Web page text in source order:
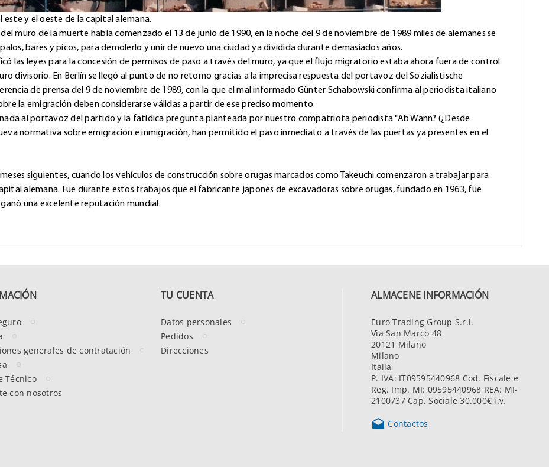
este y el oeste de la capital alemana.
muro de la muerte había comenzado el 13 de junio de 1990, en la noche del 9 de noviembre de 1989 miles de alemanes se
bares y picos, para demolerlo y unir de nuevo una ciudad ya dividida durante demasiados años.
las leyes para la concesión de permisos de paso a través del muro, ya que el flujo migratorio estaba ahora fuera de control
divisorio. En Berlín se llegó al punto de no retorno gracias a la imprecisa respuesta del portavoz del Sozialistische
de prensa del 9 de noviembre de 1989, con la que el mal informado Günter Schabowski confirma al periodista italiano
la emigración deben considerarse válidas a partir de ese preciso momento.
al portavoz del partido y la fatídica pregunta planteada por nuestro compatriota periodista "Ab Wann? (¿Desde
normativa sobre emigración e inmigración, han permitido el paso inmediato a través de las puertas ya presentes en el
siguientes, cuando los vehículos de construcción sobre orugas marcados como Takeuchi comenzaron a trabajar para
alemana. Fue durante estos trabajos que el fabricante japonés de excavadoras sobre orugas, fundado en 1963, fue
una excelente reputación mundial.
generales de contratación
Técnico
con nosotros
TU CUENTA
Datos personales
Pedidos
Direcciones
ALMACENE INFORMACIÓN
Euro Trading Group S.r.l.
Via San Marco 48
20121 Milano
Milano
Italia
P. IVA: IT09595440968 Cod. Fiscale e
Reg. Imp. MI: 09595440968 REA: MI-
2100737 Cap. Sociale 30.000€ i.v.
 Contactos